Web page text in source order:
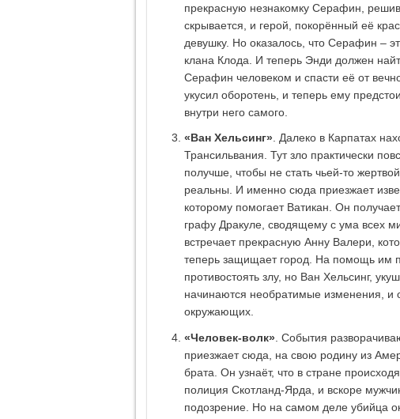
прекрасную незнакомку Серафин,
скрывается, и герой, покорённый её
девушку. Но оказалось, что Серафин –
клана Клода. И теперь Энди должен
Серафин человеком и спасти её от
укусил оборотень, и теперь ему
внутри него самого.
«Ван Хельсинг». Далеко в Карпатах
Трансильвания. Тут зло практически
получше, чтобы не стать чьей-то
реальны. И именно сюда приезжает
которому помогает Ватикан. Он
графу Дракуле, сводящему с ума всех
встречает прекрасную Анну Валери,
теперь защищает город. На помощь им
противостоять злу, но Ван Хельсинг,
начинаются необратимые изменения, и
окружающих.
«Человек-волк» . События
приезжает сюда, на свою родину из
брата. Он узнаёт, что в стране
полиция Скотланд-Ярда, и вскоре
подозрение. Но на самом деле убийца